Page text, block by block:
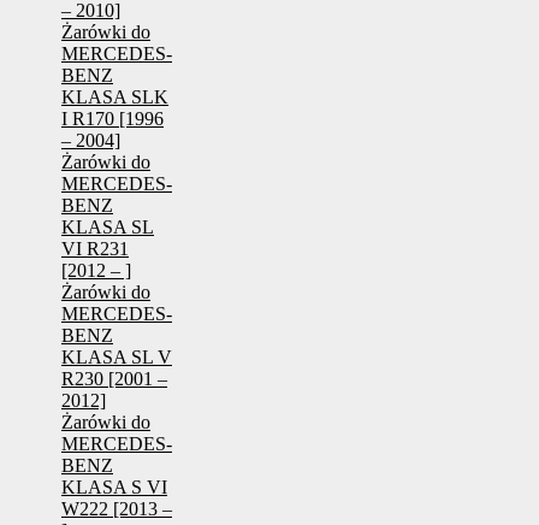
– 2010]
Żarówki do
MERCEDES-
BENZ
KLASA SLK
I R170 [1996
– 2004]
Żarówki do
MERCEDES-
BENZ
KLASA SL
VI R231
[2012 – ]
Żarówki do
MERCEDES-
BENZ
KLASA SL V
R230 [2001 –
2012]
Żarówki do
MERCEDES-
BENZ
KLASA S VI
W222 [2013 –